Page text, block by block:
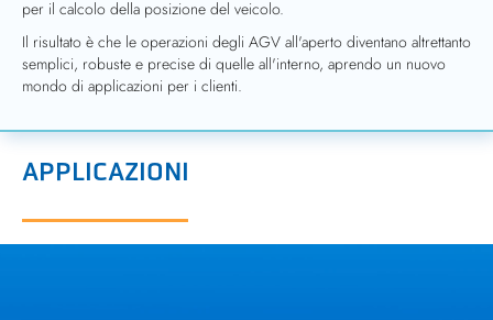
per il calcolo della posizione del veicolo.
Il risultato è che le operazioni degli AGV all'aperto diventano altrettanto
semplici, robuste e precise di quelle all'interno, aprendo un nuovo
mondo di applicazioni per i clienti.
APPLICAZIONI